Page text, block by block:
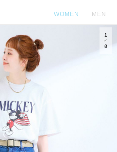
WOMEN MEN
1
8